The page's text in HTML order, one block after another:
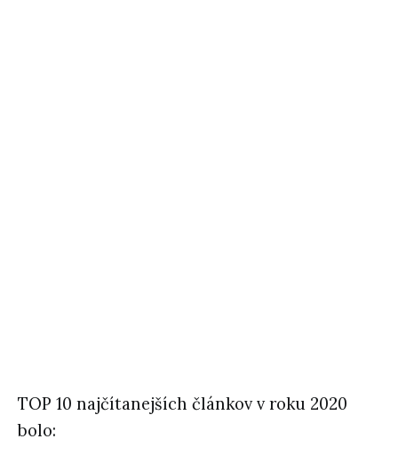
TOP 10 najčítanejších článkov v roku 2020
bolo: